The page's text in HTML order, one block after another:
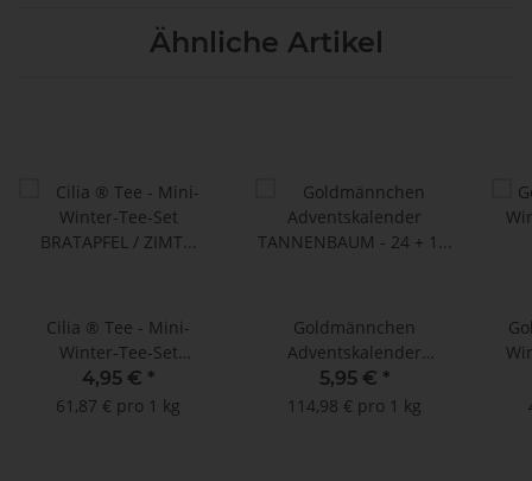
Ähnliche Artikel
Cilia ® Tee - Mini-
Winter-Tee-Set
BRATAPFEL / ZIMT
PFLAUME
4,95 € *
61,87 € pro 1 kg
Goldmännchen
Adventskalender
TANNENBAUM - 24 + 1
Teesorten
5,95 € *
114,98 € pro 1 kg